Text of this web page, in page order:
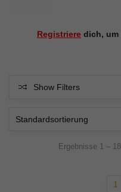
Registriere dich, um
Show Filters
Ergebnisse 1 –
1